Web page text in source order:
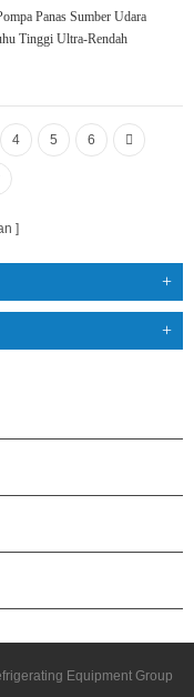
Panas Sumber Udara
Tinggi Ultra-Rendah
4 5 6
Equipment Group